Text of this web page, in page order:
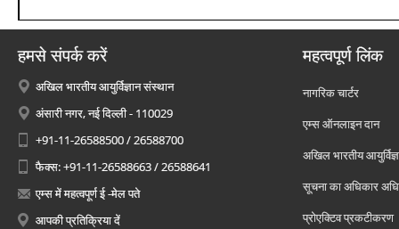
हमसे संपर्क करें
अखिल भारतीय आयुर्विज्ञान संस्थान
अंसारी नगर, नई दिल्ली - 110029
+91-11-26588500 / 26588700
फैक्स: +91-11-26588663 / 26588641
एम्स में महत्वपूर्ण ई -मेल पते
आपकी प्रतिक्रिया दें
महत्वपूर्ण लिंक
नागरिक चार्टर
एम्स ऑनलाइन दान
अखिल भारतीय
सूचना का अधिकार
प्रोएक्टिव प्रकटीकरण